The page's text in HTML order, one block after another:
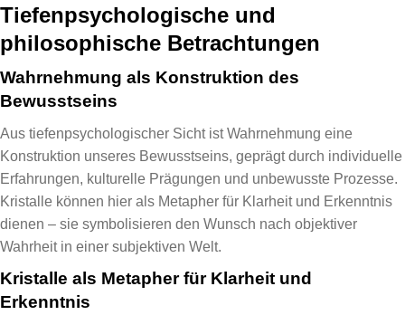
Tiefenpsychologische und
philosophische Betrachtungen
Wahrnehmung als Konstruktion des
Bewusstseins
Aus tiefenpsychologischer Sicht ist Wahrnehmung eine
Konstruktion unseres Bewusstseins, geprägt durch individuelle
Erfahrungen, kulturelle Prägungen und unbewusste Prozesse.
Kristalle können hier als Metapher für Klarheit und Erkenntnis
dienen – sie symbolisieren den Wunsch nach objektiver
Wahrheit in einer subjektiven Welt.
Kristalle als Metapher für Klarheit und
Erkenntnis